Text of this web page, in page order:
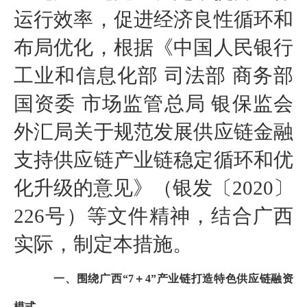
运行效率，促进经济良性循环和
布局优化，根据《中国人民银行
工业和信息化部 司法部 商务部
国资委 市场监管总局 银保监会
外汇局关于规范发展供应链金融
支持供应链产业链稳定循环和优
化升级的意见》（银发〔2020〕
226号）等文件精神，结合广西
实际，制定本措施。
一、围绕广西“7＋4”产业链打造特色供应链融资